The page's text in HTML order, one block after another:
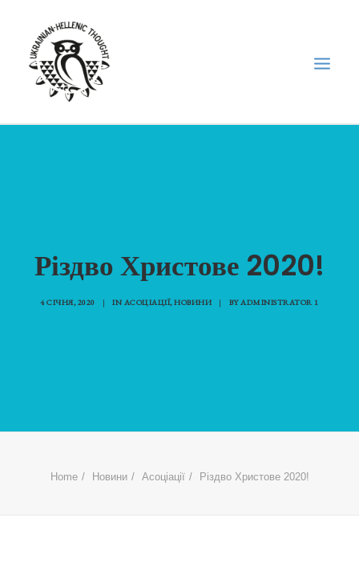
ПРО НАС
“ВІСНИК”/”ΑΓΓΕΛΙΑΦΌΡΟΣ”
Різдво Христове 2020!
4 СІЧНЯ, 2020 | IN АСОЦІАЦІЇ,НОВИНИ | BYADMINISTRATOR 1
Home Новини Асоціації Різдво Христове 2020!